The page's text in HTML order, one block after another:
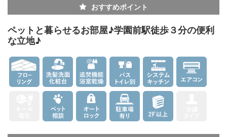
おすすめポイント
ペットと暮らせるお部屋♪学園前駅徒歩３分の便利
な立地♪